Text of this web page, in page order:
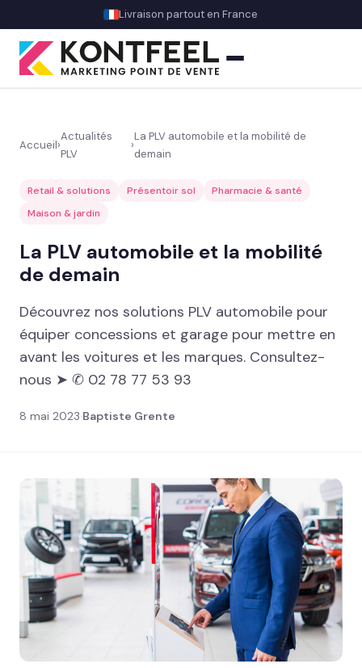
Livraison partout en France
Signalétique et linéaire
Stand événementiel
Packaging et coffrets
Solutions métiers
Contact
02 78 77 53 93
Devis gratuit →
Accueil›
Actualités
PLV
›
La PLV automobile et la mobilité de
demain
Retail & solutions Présentoir sol
Pharmacie & santé
Maison & jardin
La PLV automobile et la mobilité
de demain
Découvrez nos solutions PLV automobile pour
équiper concessions et garage pour mettre en
avant les voitures et les marques. Consultez-
nous ➤ ✆ 02 78 77 53 93
8 mai 2023·Baptiste Grente